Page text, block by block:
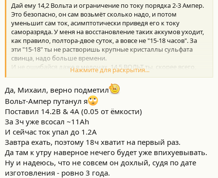
и
:
Дай ему 14,2 Вольта и ограничение по току порядка 2-3 Ампер.
Это безопасно, он сам возьмёт сколько надо, и потом
уменьшит сам ток, асимптотически приведя его к току
саморазряда. У меня на восстановление таких аккумов уходит,
как правило, полтора-двое суток, а вовсе не "15-18 часов". За
эти "15-18" ты не растворишь крупные кристаллы сульфата
свинца, надо больше времени.
И не ошибайся даже в мелочах. 14,5 ВОЛЬТ ты, скорее всего,
собирался.
Ремней, ремней в 2023-м году не хватает...
Нажмите для раскрытия...
Да, Михаил, верно подметил
Вольт-Ампер путанул я
Поставил 14.2В & 4А (0.05 от ёмкости)
За 3ч уже всосал ~11Аh
И сейчас ток упал до 1.2А
Завтра ехать, поэтому 18ч хватит на первый раз.
Да там к утру наверное нечего будет уже впихуевывать.
Ну и надеюсь, что не совсем он дохлый, судя по дате
изготовления - ровно 3 года.